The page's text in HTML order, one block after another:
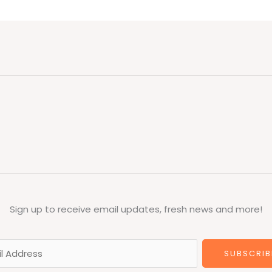
Sign up to receive email updates, fresh news and more!